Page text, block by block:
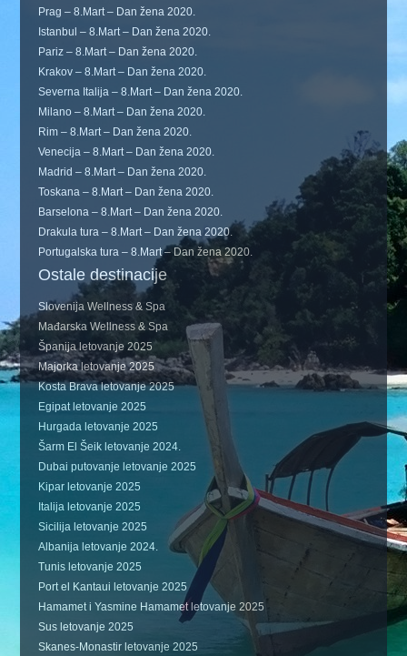
Prag – 8.Mart – Dan žena 2020.
Istanbul – 8.Mart – Dan žena 2020.
Pariz – 8.Mart – Dan žena 2020.
Krakov – 8.Mart – Dan žena 2020.
Severna Italija – 8.Mart – Dan žena 2020.
Milano – 8.Mart – Dan žena 2020.
Rim – 8.Mart – Dan žena 2020.
Venecija – 8.Mart – Dan žena 2020.
Madrid – 8.Mart – Dan žena 2020.
Toskana – 8.Mart – Dan žena 2020.
Barselona – 8.Mart – Dan žena 2020.
Drakula tura – 8.Mart – Dan žena 2020.
Portugalska tura – 8.Mart – Dan žena 2020.
Ostale destinacije
Slovenija Wellness & Spa
Mađarska Wellness & Spa
Španija letovanje 2025
Majorka letovanje 2025
Kosta Brava letovanje 2025
Egipat letovanje 2025
Hurgada letovanje 2025
Šarm El Šeik letovanje 2024.
Dubai putovanje letovanje 2025
Kipar letovanje 2025
Italija letovanje 2025
Sicilija letovanje 2025
Albanija letovanje 2024.
Tunis letovanje 2025
Port el Kantaui letovanje 2025
Hamamet i Yasmine Hamamet letovanje 2025
Sus letovanje 2025
Skanes-Monastir letovanje 2025